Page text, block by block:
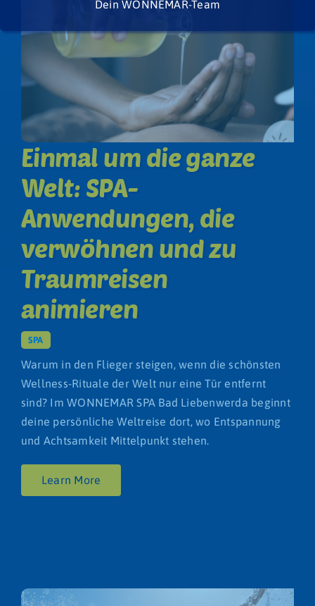
Einmal um die ganze
Welt: SPA-
Anwendungen, die
verwöhnen und zu
Traumreisen
animieren
SPA
Warum in den Flieger steigen, wenn die schönsten
Wellness-Rituale der Welt nur eine Tür entfernt
sind? Im WONNEMAR SPA Bad Liebenwerda beginnt
deine persönliche Weltreise dort, wo Entspannung
und Achtsamkeit Mittelpunkt stehen.
Learn More
Dein WONNEMAR-Team